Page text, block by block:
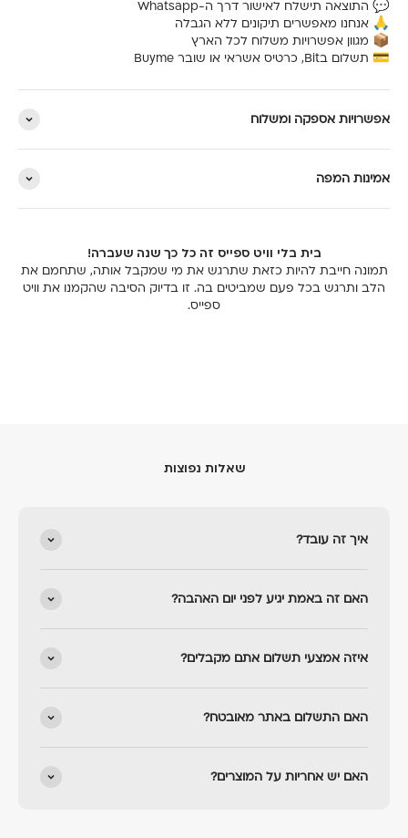
💬 התוצאה תישלח לאישור דרך ה-Whatsapp
🙏 אנחנו מאפשרים תיקונים ללא הגבלה
📦 מגוון אפשרויות משלוח לכל הארץ
💳 תשלום בBit, כרטיס אשראי או שובר Buyme
אפשרויות אספקה ומשלוח
אמינות המפה
בית בלי וויט ספייס זה כל כך שנה שעברה!
תמונה חייבת להיות כזאת שתרגש את מי שמקבל אותה, שתחמם את
הלב ותרגש בכל פעם שמביטים בה. זו בדיוק הסיבה שהקמנו את וויט
ספייס.
שאלות נפוצות
איך זה עובד?
האם זה באמת יגיע לפני יום האהבה?
איזה אמצעי תשלום אתם מקבלים?
האם התשלום באתר מאובטח?
האם יש אחריות על המוצרים?